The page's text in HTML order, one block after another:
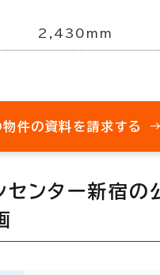
2,430mm
物件の資料を請求する
センター新宿の